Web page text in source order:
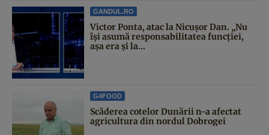
GANDUL.RO
Victor Ponta, atac la Nicușor Dan. „Nu
își asumă responsabilitatea funcției,
așa era și la...
G4FOOD
Scăderea cotelor Dunării n-a afectat
agricultura din nordul Dobrogei